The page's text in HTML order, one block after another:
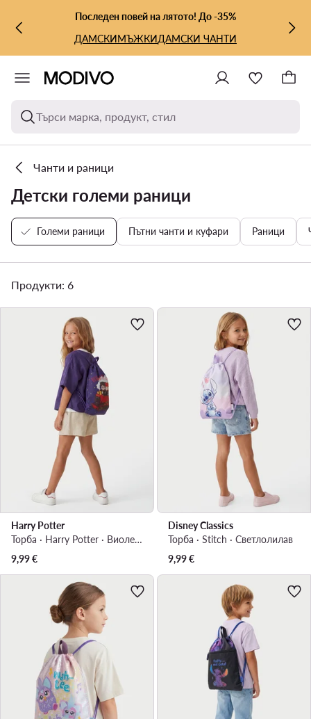
КЪМ ОСНОВНОТО СЪДЪРЖАНИЕ
КЪМ ТЪРСЕНЕПоследен повей на лятото! До -35%
ДАМСКИМЪЖКИДАМСКИ ЧАНТИ
Търси марка, продукт, стил
Чанти и раници
Детски големи раници
Големи раници Пътни чанти и куфари Раници
Продукти: 6
Harry Potter
Торба · Harry Potter · Виолетов
9,99€
Disney Classics
Торба · Stitch · Светлолилав
9,99€